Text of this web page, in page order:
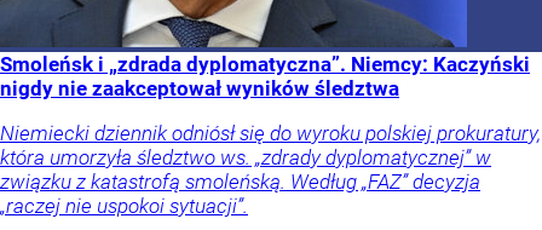
Smoleńsk i „zdrada dyplomatyczna”. Niemcy: Kaczyński
nigdy nie zaakceptował wyników śledztwa
Niemiecki dziennik odniósł się do wyroku polskiej prokuratury,
która umorzyła śledztwo ws. „zdrady dyplomatycznej” w
związku z katastrofą smoleńską. Według „FAZ” decyzja
„raczej nie uspokoi sytuacji”.